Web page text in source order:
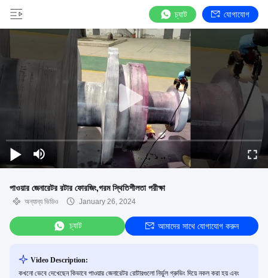
চ্যাট যোগাযোগ
পাওয়ার জেনারেটর রটার ফোরজিং,গরম স্থিতিশীলতা পরীক্ষা
অন্যান্য ভিডিও January 26, 2024
চ্যাট আমাদের সাথে যোগাযোগ করুন
Video Description:
কখনো ভেবে দেখেছেন কিভাবে পাওয়ার জেনারেটর রোটারগুলো নির্ভুল গ্রুভিং দিয়ে নকল করা হয় এবং